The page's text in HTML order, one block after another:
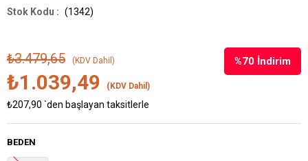
(1342)
%70 İndirim
₺3.479,65 (KDV Dahil)
₺1.039,49 (KDV Dahil)
₺207,90 `den başlayan taksitlerle
BEDEN